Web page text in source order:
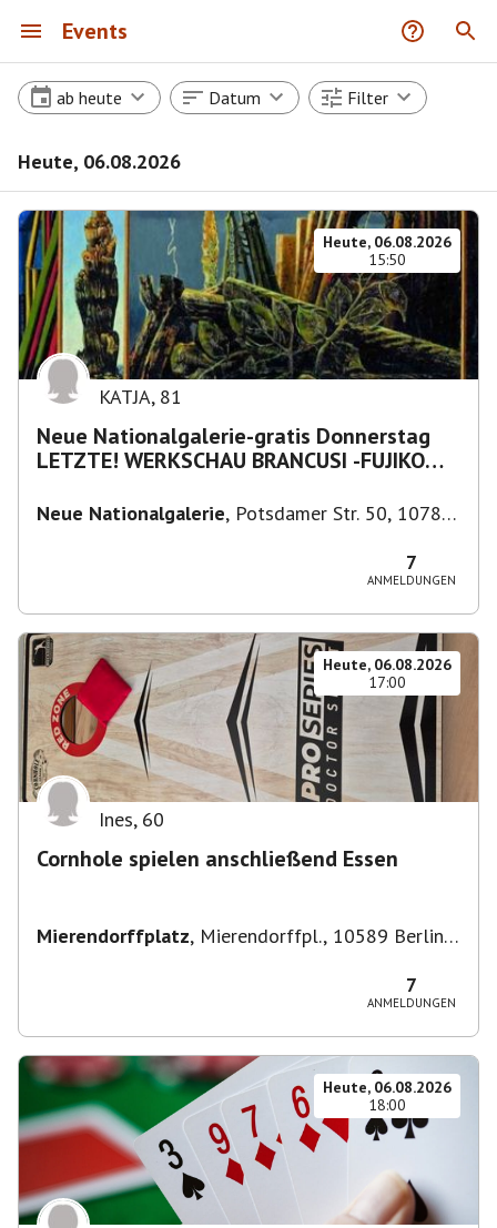
Events
ab heute Datum Filter
Heute, 06.08.2026
Heute, 06.08.2026
15:50
KATJA, 81
Neue Nationalgalerie-gratis Donnerstag
LETZTE! WERKSCHAU BRANCUSI -FUJIKO
Neue Nationalgalerie, Potsdamer Str. 50, 10785
7
ANMELDUNGEN
Heute, 06.08.2026
17:00
Ines, 60
Cornhole spielen anschließend Essen
Mierendorffplatz, Mierendorffpl., 10589 Berlin-
7
ANMELDUNGEN
Heute, 06.08.2026
18:00